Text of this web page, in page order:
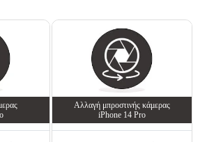
Αλλαγή μπροστινής κάμερας
iPhone 14 Pro